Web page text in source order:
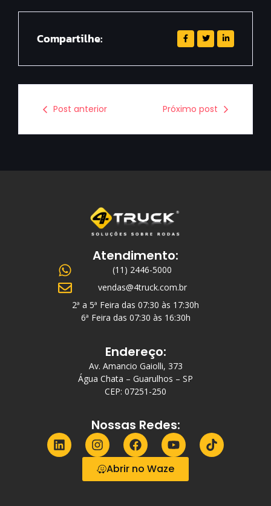
Compartilhe:
Post anterior Próximo post
Atendimento:
(11) 2446-5000
vendas@4truck.com.br
2ª a 5ª Feira das 07:30 às 17:30h
6ª Feira das 07:30 às 16:30h
Endereço:
Av. Amancio Gaiolli, 373
Água Chata – Guarulhos – SP
CEP: 07251-250
Nossas Redes:
Abrir no Waze